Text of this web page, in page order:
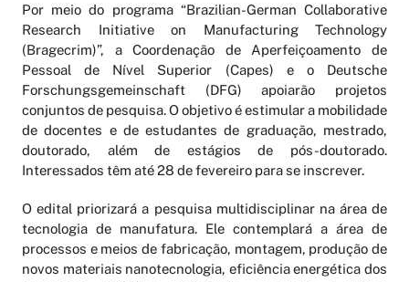
Por meio do programa “Brazilian-German Collaborative
Research Initiative on Manufacturing Technology
(Bragecrim)”, a Coordenação de Aperfeiçoamento de
Pessoal de Nível Superior (Capes) e o Deutsche
Forschungsgemeinschaft (DFG) apoiarão projetos
conjuntos de pesquisa. O objetivo é estimular a mobilidade
de docentes e de estudantes de graduação, mestrado,
doutorado, além de estágios de pós-doutorado.
Interessados têm até 28 de fevereiro para se inscrever.
O edital priorizará a pesquisa multidisciplinar na área de
tecnologia de manufatura. Ele contemplará a área de
processos e meios de fabricação, montagem, produção de
novos materiais nanotecnologia, eficiência energética dos